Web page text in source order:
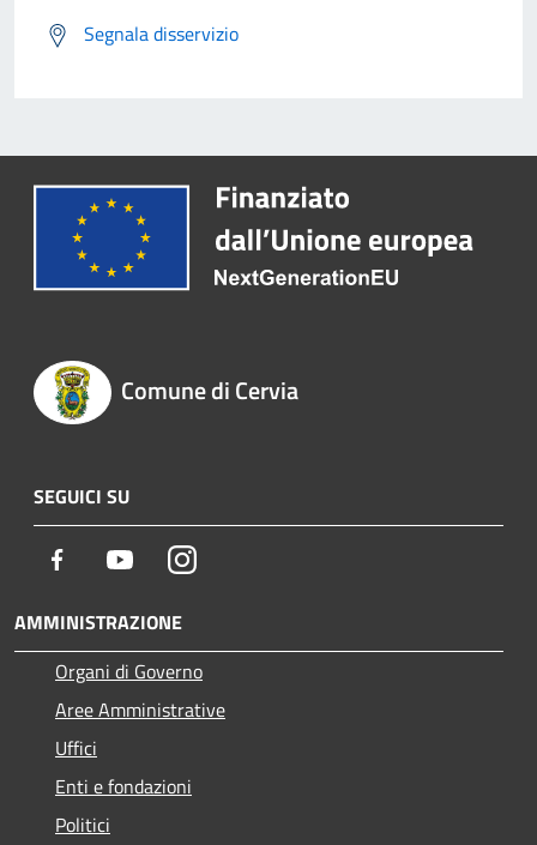
Segnala disservizio
Comune di Cervia
SEGUICI SU
Facebook YoutubeInstagram
AMMINISTRAZIONE
Organi di Governo
Aree Amministrative
Uffici
Enti e fondazioni
Politici